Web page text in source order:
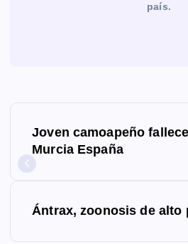
país.
Joven camoapeño
Murcia España
Ántrax, zoonosis de alto